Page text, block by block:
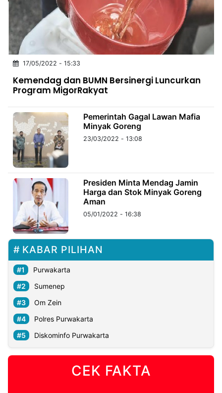
INDONESIA
Partner
NTB
Time
IDN
Jogja
Rakyat
News
Notice
Baru
Follow
Kabarbaru
Kabarbaru.co
2026
Kabarbaru
Media
17/05/2022 - 15:33
Kemendag dan BUMN Bersinergi Luncurkan
Program MigorRakyat
Pemerintah Gagal Lawan Mafia
Minyak Goreng
23/03/2022 - 13:08
Presiden Minta Mendag Jamin
Harga dan Stok Minyak Goreng
Aman
05/01/2022 - 16:38
KABAR PILIHAN
Purwakarta
Sumenep
Om Zein
Polres Purwakarta
Diskominfo Purwakarta
CEK FAKTA